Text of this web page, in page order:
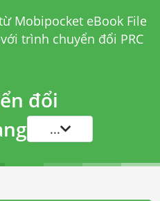
Mobipocket eBook File
trình chuyển đổi PRC
đổi
...